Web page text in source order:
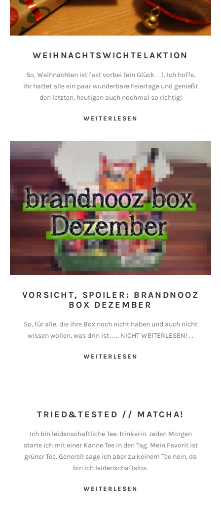
WEIHNACHTSWICHTELAKTION
So, Weihnachten ist fast vorbei (ein Glück…). Ich hoffe,
ihr hattet alle ein paar wunderbare Feiertage und genießt
den letzten, heutigen auch nochmal so richtig!
WEITERLESEN
VORSICHT, SPOILER: BRANDNOOZ
BOX DEZEMBER
So, für alle, die ihre Box noch nicht haben und auch nicht
wissen wollen, was drin ist….. NICHT WEITERLESEN! . .
WEITERLESEN
TRIED&TESTED // MATCHA!
Ich bin leidenschaftliche Tee-Trinkerin. Jeden Morgen
starte ich mit einer Kanne Tee in den Tag. Mein Favorit ist
grüner Tee. Generell sage ich aber zu keinem Tee nein, da
bin ich leidenschaftslos.
WEITERLESEN